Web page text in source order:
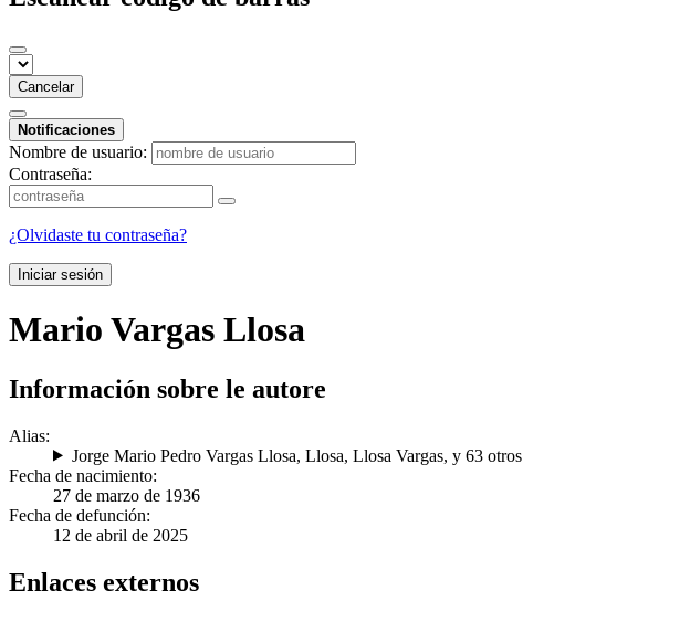
Cancelar
Notificaciones
Nombre de usuario:
Contraseña:
¿Olvidaste tu contraseña?
Iniciar sesión
Mario Vargas Llosa
Información sobre le autore
Alias:
Jorge Mario Pedro Vargas Llosa, Llosa, Llosa Vargas, y 63 otros
Fecha de nacimiento:
27 de marzo de 1936
Fecha de defunción:
12 de abril de 2025
Enlaces externos